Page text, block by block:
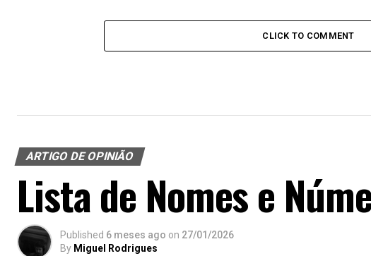
CLICK TO COMMENT
ARTIGO DE OPINIÃO
Lista de Nomes e
Published 6 meses ago on 27/01/2026
By Miguel Rodrigues